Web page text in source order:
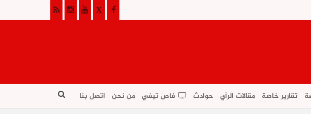
تقارير خاصة مقالات الرأي حوادث فاص تيفي من نحن اتصل بنا